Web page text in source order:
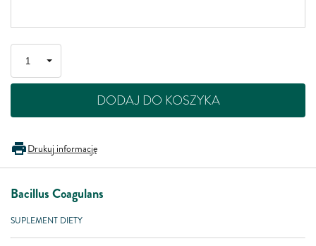
DODAJ DO KOSZYKA
Drukuj informację
Bacillus Coagulans
SUPLEMENT DIETY